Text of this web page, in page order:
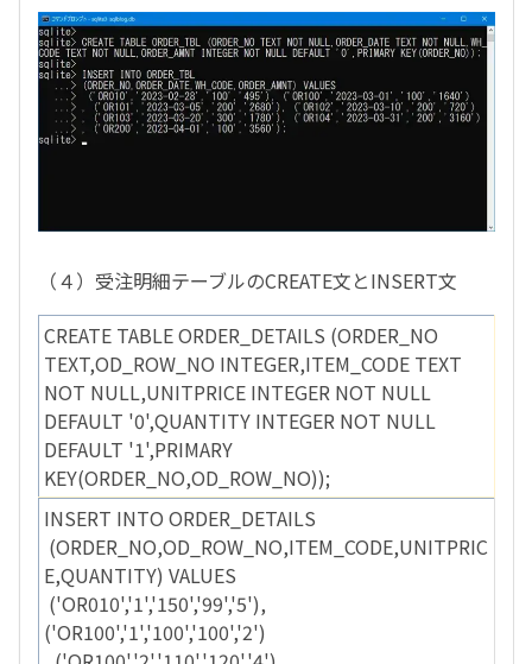
（４）受注明細テーブルのCREATE文とINSERT文
CREATE TABLE ORDER_DETAILS (ORDER_NO
TEXT,OD_ROW_NO INTEGER,ITEM_CODE TEXT
NOT NULL,UNITPRICE INTEGER NOT NULL
DEFAULT '0',QUANTITY INTEGER NOT NULL
DEFAULT '1',PRIMARY
KEY(ORDER_NO,OD_ROW_NO));
INSERT INTO ORDER_DETAILS
(ORDER_NO,OD_ROW_NO,ITEM_CODE,UNITPRIC
E,QUANTITY) VALUES
('OR010','1','150','99','5'),
('OR100','1','100','100','2')